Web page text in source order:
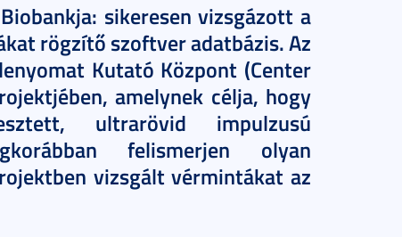
sikeresen vizsgázott a
rögzítő szoftver adatbázis. Az
Kutató Központ (Center
amelynek célja, hogy
ultrarövid impulzusú
felismerjen olyan
vizsgált vérmintákat az